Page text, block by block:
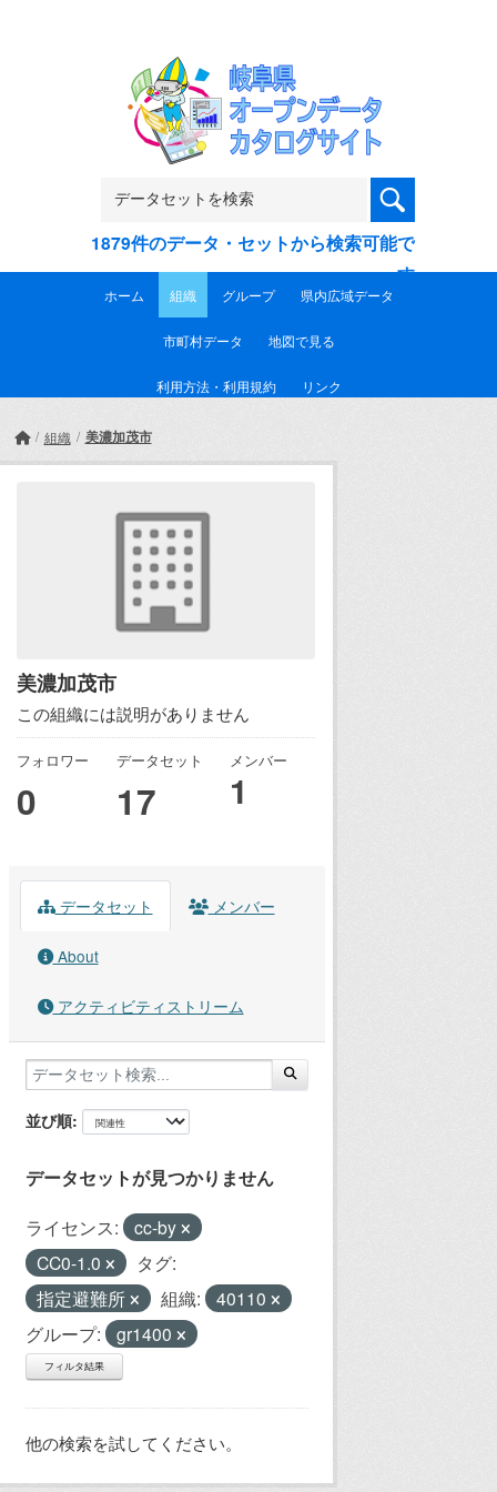
1879件のデータ・セットから検索可能で
す
ホーム 組織 グループ 県内広域データ
市町村データ 地図で見る
利用方法・利用規約 リンク
組織 美濃加茂市
美濃加茂市
この組織には説明がありません
フォロワー
0
データセット
17
メンバー
1
データセット メンバー
About
アクティビティストリーム
並び順
データセットが見つかりません
ライセンス:
cc-by
CC0-1.0
タグ:
指定避難所
組織:
40110
グループ:
gr1400
フィルタ結果
他の検索を試してください。